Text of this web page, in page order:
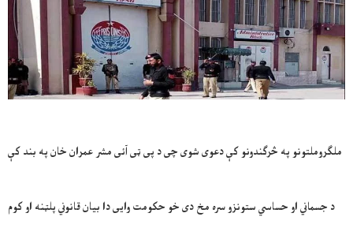
ملګروملتونو په څرګندونو کې دعوی شوی چی د پی ټی آئی مشر عمران خان په بند کې
د جسماني او حساسي ستونزو سره مخ دی خو حکومت وایی دا بیان قانوني پلټنه او کوم